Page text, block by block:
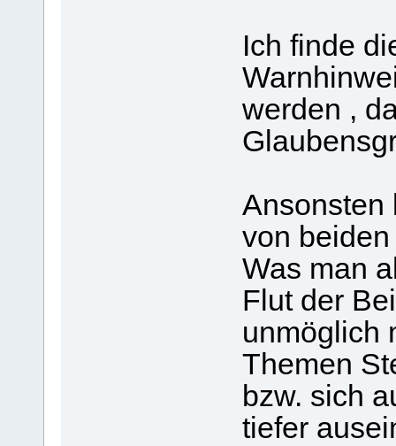
Ich finde
werden ,
Ansonsten
von
Was man
Flut der
unmöglich
Themen
bzw. sich
tiefer